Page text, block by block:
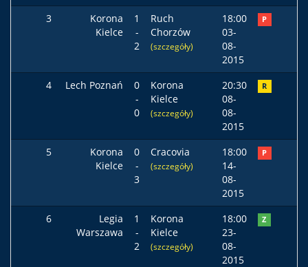
3
Korona
Kielce
1
-
2
Ruch
Chorzów
(szczegóły)
18:00
03-
08-
2015
P
4 Lech Poznań
0
-
0
Korona
Kielce
(szczegóły)
20:30
08-
08-
2015
R
5
Korona
Kielce
0
-
3
Cracovia
(szczegóły)
18:00
14-
08-
2015
P
6
Legia
Warszawa
1
-
2
Korona
Kielce
(szczegóły)
18:00
23-
08-
2015
Z